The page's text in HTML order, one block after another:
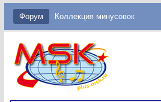
Форум Коллекция минусовок